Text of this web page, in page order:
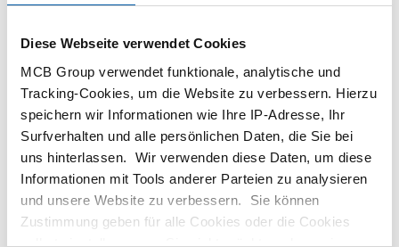
Diese Webseite verwendet Cookies
MCB Group verwendet funktionale, analytische und
Tracking-Cookies, um die Website zu verbessern. Hierzu
speichern wir Informationen wie Ihre IP-Adresse, Ihr
Surfverhalten und alle persönlichen Daten, die Sie bei
uns hinterlassen. Wir verwenden diese Daten, um diese
Informationen mit Tools anderer Parteien zu analysieren
und unsere Website zu verbessern. Sie können
Zustimmung geben für alle Cookies oder die Cookies
selbst einstellen, wenn Sie nicht möchten, dass wir
Holzlagers optimiert
Arbeitsprozesse und spart
bei W4W
03-03-2025
MCB und Damstahl bündeln
ihre Kräfte: Umfassendes
Edelstahl-Sortiment nun über